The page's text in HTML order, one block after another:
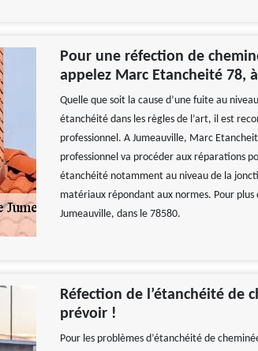
Pour une réfection de
appelez Marc Etancheité 78,
Quelle que soit la cause d’une fuite au
étanchéité dans les règles de l’art, il est
professionnel. A Jumeauville, Marc
professionnel va procéder aux réparations
étanchéité notamment au niveau de la
matériaux répondant aux normes. Pour plus
Jumeauville, dans le 78580.
Réfection de l’étanchéité de
prévoir !
Pour les problèmes d’étanchéité de